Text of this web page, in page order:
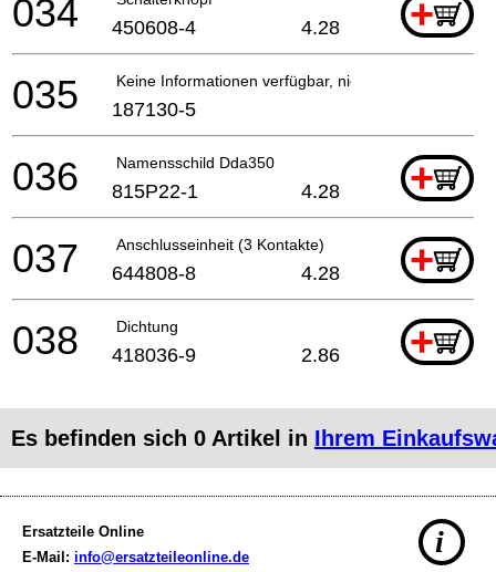
+
034 450608-4 4.28
Keine Informationen verfügbar, nicht bestellbar
035 187130-5
Namensschild Dda350 +
036 815P22-1 4.28
Anschlusseinheit (3 Kontakte) +
037 644808-8 4.28
Dichtung +
038 418036-9 2.86
Es befinden sich 0 Artikel in Ihrem
Ersatzteile Online
E-Mail: info@ersatzteileonline.de i